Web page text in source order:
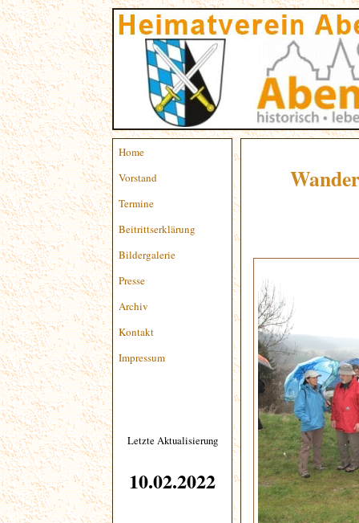
Home
Vorstand
Termine
Beitrittserklärung
Bildergalerie
Presse
Archiv
Kontakt
Impressum
Letzte Aktualisierung
10.02.2022